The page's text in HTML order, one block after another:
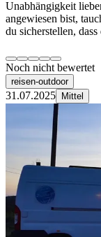
Unabhängigkeit
angewiesen bist,
du sicherstellen,
Noch nicht bewertet
reisen-outdoor
31.07.2025 Mittel